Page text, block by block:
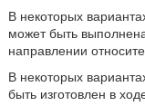
В некоторых
может быть
направлении
В некоторых
быть изготовлен в